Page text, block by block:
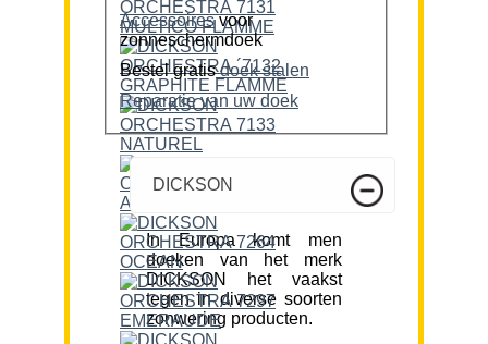
Accessoiresvoor
zonneschermdoek
Bestel gratis doek stalen
Reparatie van uw doek
DICKSON
In Europa komt men
doeken van het merk
DICKSON het vaakst
tegen in diverse soorten
zonwering producten.